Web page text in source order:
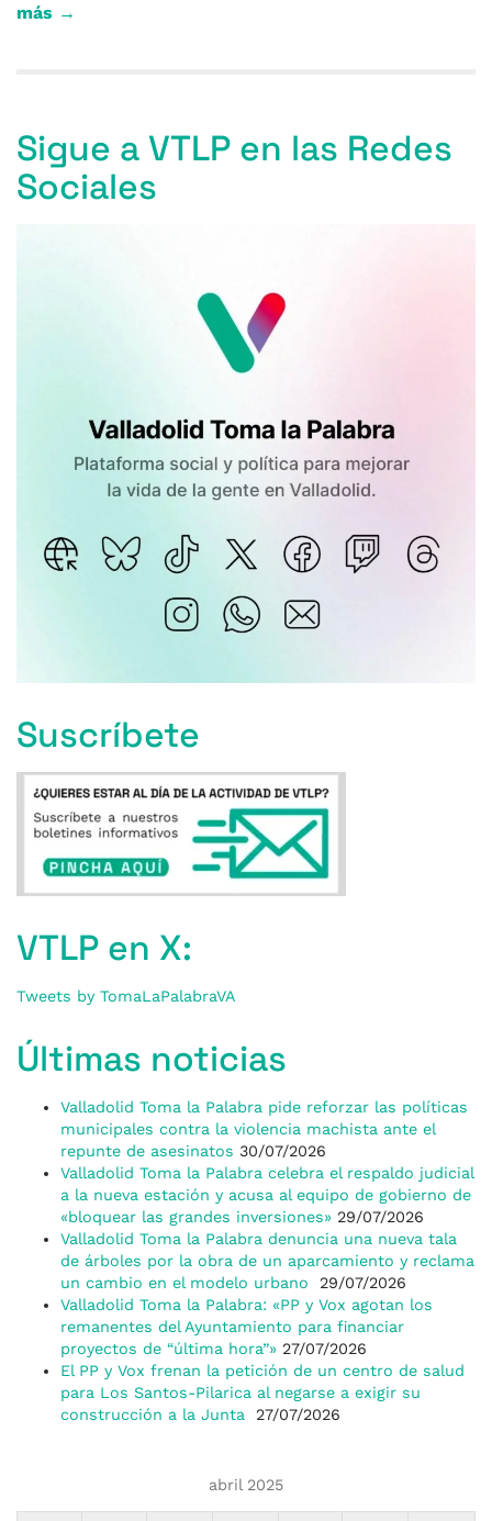
más →
Sigue a VTLP en las Redes
Sociales
Suscríbete
VTLP en X:
Tweets by TomaLaPalabraVA
Últimas noticias
Valladolid Toma la Palabra pide reforzar las políticas
municipales contra la violencia machista ante el
repunte de asesinatos 30/07/2026
Valladolid Toma la Palabra celebra el respaldo judicial
a la nueva estación y acusa al equipo de gobierno de
«bloquear las grandes inversiones» 29/07/2026
Valladolid Toma la Palabra denuncia una nueva tala
de árboles por la obra de un aparcamiento y reclama
un cambio en el modelo urbano
29/07/2026
Valladolid Toma la Palabra: «PP y Vox agotan los
remanentes del Ayuntamiento para financiar
proyectos de “última hora”» 27/07/2026
El PP y Vox frenan la petición de un centro de salud
para Los Santos-Pilarica al negarse a exigir su
construcción a la Junta
27/07/2026
abril 2025